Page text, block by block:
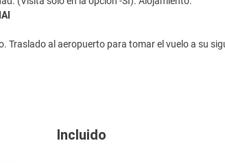
Traslado al aeropuerto para tomar el vuelo a su
Incluido